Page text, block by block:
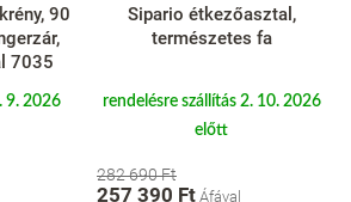
90
7035
9. 2026
Sipario étkezőasztal,
természetes fa
rendelésre szállítás 2. 10. 2026
előtt
282 690 Ft
257 390 Ft